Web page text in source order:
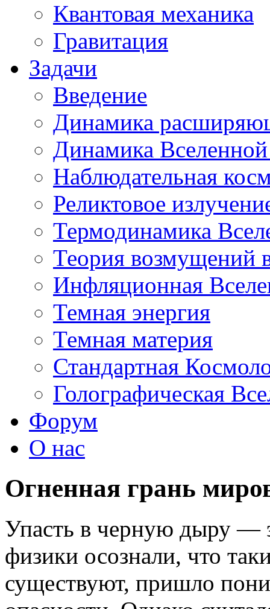
Квантовая механика
Гравитация
Задачи
Введение
Динамика
Динамика
Наблюдательная
Реликтовое
Термодинамика
Теория возмущений
Инфляционная
Темная энергия
Темная материя
Стандартная
Голографическая
Форум
О нас
Огненная грань
Упасть в черную дыру —
физики осознали, что
существуют, пришло